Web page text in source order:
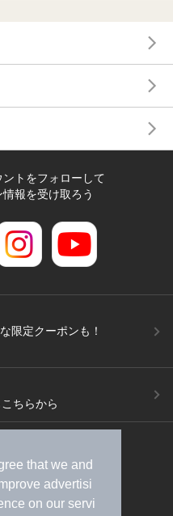
that we and
advertisi
on our servi
トをフォローして
報を受け取ろう
限定クーポンも！
ちらから
広告出稿のご案内
MEMBERS+規約
ヘルプ 採用情報